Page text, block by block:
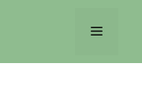
Menü